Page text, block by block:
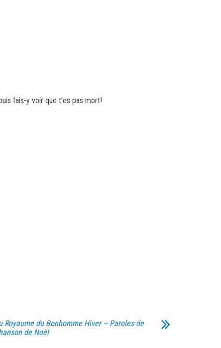
fais-y voir que t’es pas mort!
Royaume du Bonhomme Hiver – Paroles de
de Noël